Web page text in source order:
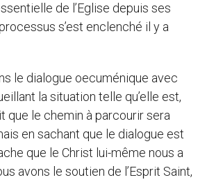
de l’Eglise depuis ses
s’est enclenché il y a
le dialogue oecuménique avec
la situation telle qu’elle est,
que le chemin à parcourir sera
en sachant que le dialogue est
que le Christ lui-même nous a
avons le soutien de l’Esprit Saint,